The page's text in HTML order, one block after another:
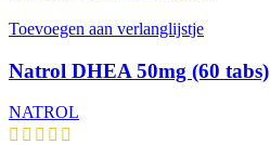
Toevoegen aan verlanglijstje
Natrol DHEA 50mg (60 tabs)
NATROL